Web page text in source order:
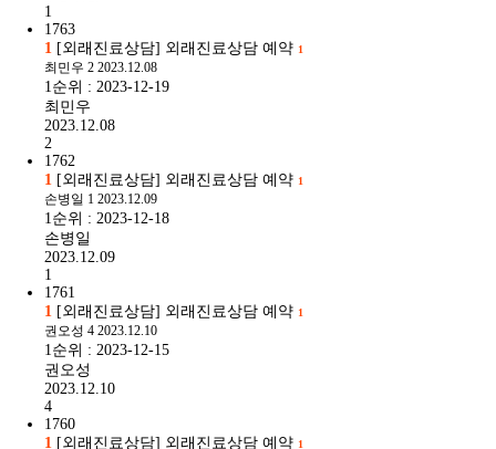
1
1763
1 [외래진료상담] 외래진료상담 예약 1
최민우 2 2023.12.08
1순위 : 2023-12-19
최민우
2023.12.08
2
1762
1 [외래진료상담] 외래진료상담 예약 1
손병일 1 2023.12.09
1순위 : 2023-12-18
손병일
2023.12.09
1
1761
1 [외래진료상담] 외래진료상담 예약 1
권오성 4 2023.12.10
1순위 : 2023-12-15
권오성
2023.12.10
4
1760
1 [외래진료상담] 외래진료상담 예약 1